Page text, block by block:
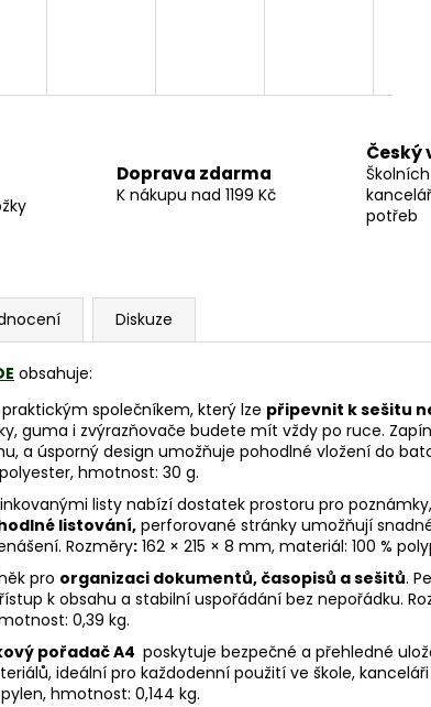
Doprava zdarma
K nákupu nad 1199 Kč
Český
potřeb
Diskuze
obsahuje:
společníkem, který lze připevnit k sešitu
guma i zvýrazňovače budete mít vždy po ruce.
a úsporný design umožňuje pohodlné vložení do
hmotnost: 30 g.
listy nabízí dostatek prostoru pro
listování, perforované stránky umožňují
Rozměry: 162 × 215 × 8 mm, materiál: 100 %
pro organizaci dokumentů, časopisů a sešitů.
k obsahu a stabilní uspořádání bez nepořádku.
0,39 kg.
pořadač A4 poskytuje bezpečné a přehledné
ideální pro každodenní použití ve škole, kanceláři
hmotnost: 0,144 kg.